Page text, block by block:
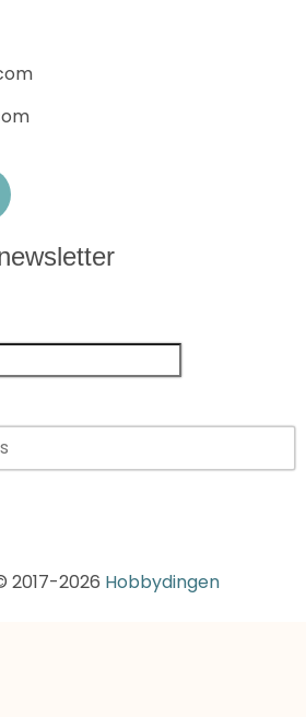
2017-2026 Hobbydingen